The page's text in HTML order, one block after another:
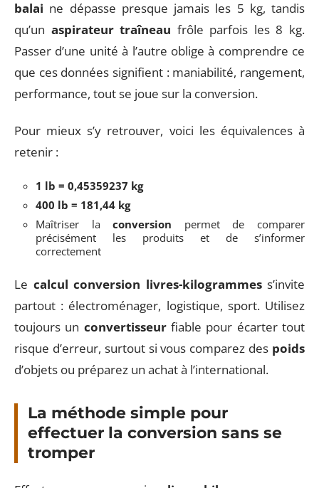
balai ne dépasse presque jamais les 5 kg, tandis
qu’un aspirateur traîneau frôle parfois les 8 kg.
Passer d’une unité à l’autre oblige à comprendre ce
que ces données signifient : maniabilité, rangement,
performance, tout se joue sur la conversion.
Pour mieux s’y retrouver, voici les équivalences à
retenir :
1 lb = 0,45359237 kg
400 lb = 181,44 kg
Maîtriser laconversion permet de comparer
précisément les produits et de s’informer
correctement
Le calcul conversion livres-kilogrammess’invite
partout : électroménager, logistique, sport. Utilisez
toujours un convertisseurfiable pour écarter tout
risque d’erreur, surtout si vous comparez des poids
d’objets ou préparez un achat à l’international.
La méthode simple pour
effectuer la conversion sans se
tromper